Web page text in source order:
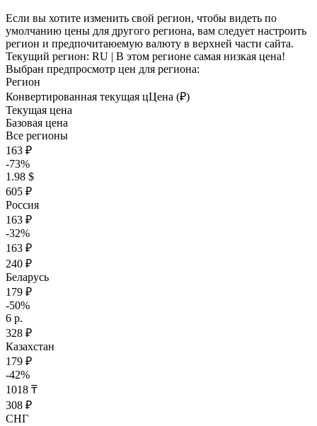
Если вы хотите изменить свой регион, чтобы видеть по
умолчанию цены для другого региона, вам следует настроить
регион и предпочитаюемую валюту в верхней части сайта.
Текущий регион: RU | В этом регионе самая низкая цена!
Выбран предпросмотр цен для региона:
Регион
Конвертированная текущая цЦена (₽)
Текущая цена
Базовая цена
Все регионы
163 ₽
-73%
1.98 $
605 ₽
Россия
163 ₽
-32%
163 ₽
240 ₽
Беларусь
179 ₽
-50%
6 р.
328 ₽
Казахстан
179 ₽
-42%
1018 ₸
308 ₽
СНГ